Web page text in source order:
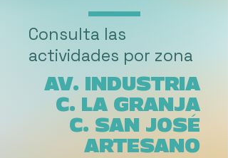
Consulta las
actividades por zona
AV. INDUSTRIA
C. LA GRANJA
C. SAN JOSÉ
ARTESANO